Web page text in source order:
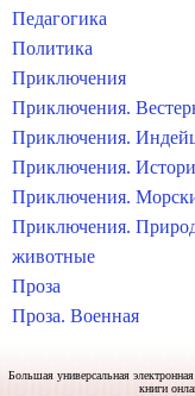
Педагогика
Политика
Приключения
Приключения.
Приключения.
Приключения.
Приключения.
Приключения.
животные
Проза
Проза. Военная
Большая универсальная
книги